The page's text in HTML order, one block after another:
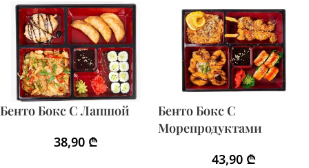
Бенто Бокс С Лапшой
38,90 ₾
Бенто Бокс С
Морепродуктами
43,90 ₾